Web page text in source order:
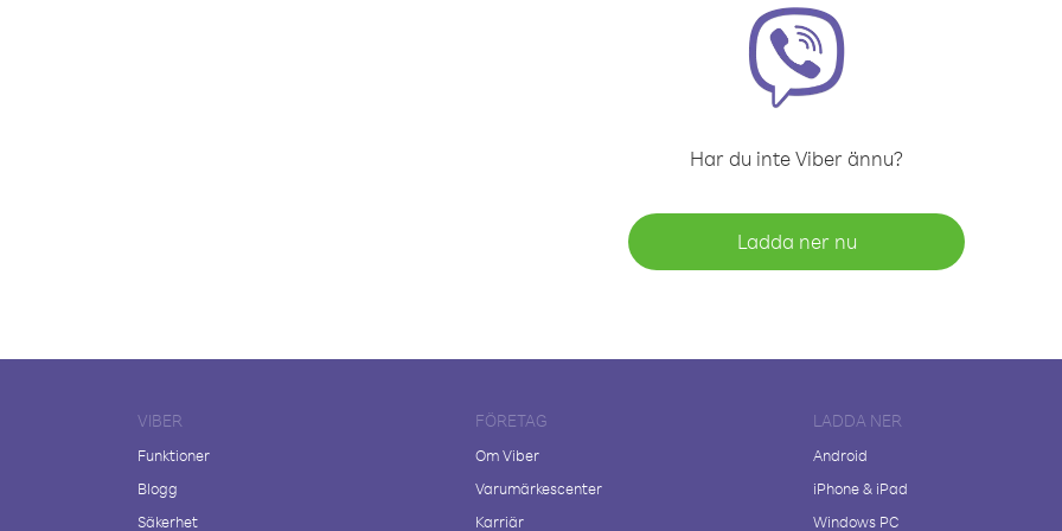
Har du inte Viber ännu?
Ladda ner nu
VIBER
Funktioner
Blogg
Säkerhet
FÖRETAG
Om Viber
Varumärkescenter
Karriär
LADDA NER
Android
iPhone & iPad
Windows PC